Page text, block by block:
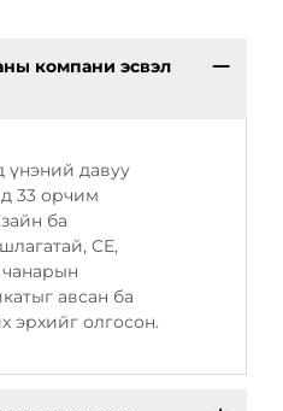
компани эсвэл
үнэний давуу
33 орчим
ба
CE,
авсан ба
эрхийг олгосон.